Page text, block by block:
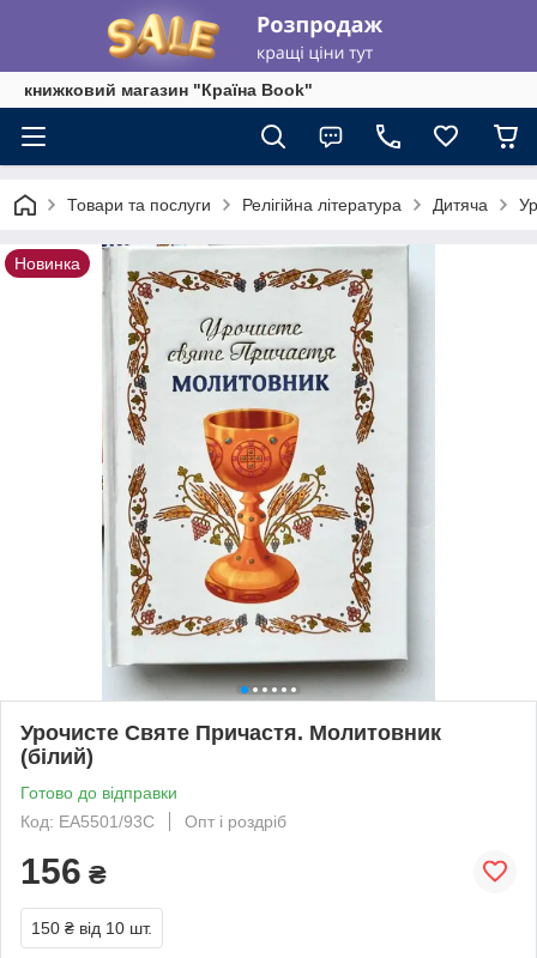
книжковий магазин "Країна Book"
Товари та послуги Релігійна література Дитяча
Новинка
Урочисте Святе Причастя. Молитовник
(білий)
Готово до відправки
Код: ЕА5501/93С
Опт і роздріб
156 ₴
150 ₴ від 10 шт.